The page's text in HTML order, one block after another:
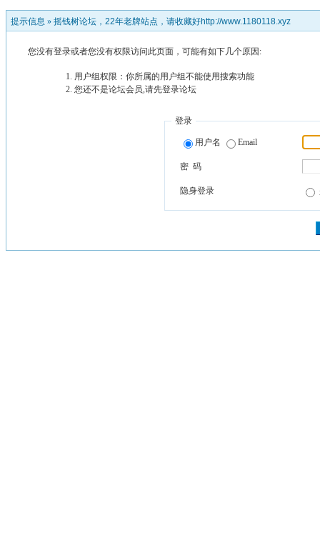
提示信息 » 摇钱树论坛，22年老牌站点，请收藏好http://www.1180118.xyz
您没有登录或者您没有权限访问此页面，可能有如下几个原因:
用户组权限：你所属的用户组不能使用搜索功能
您还不是论坛会员,请先登录论坛
登录
用户名 Email
密 码
隐身登录